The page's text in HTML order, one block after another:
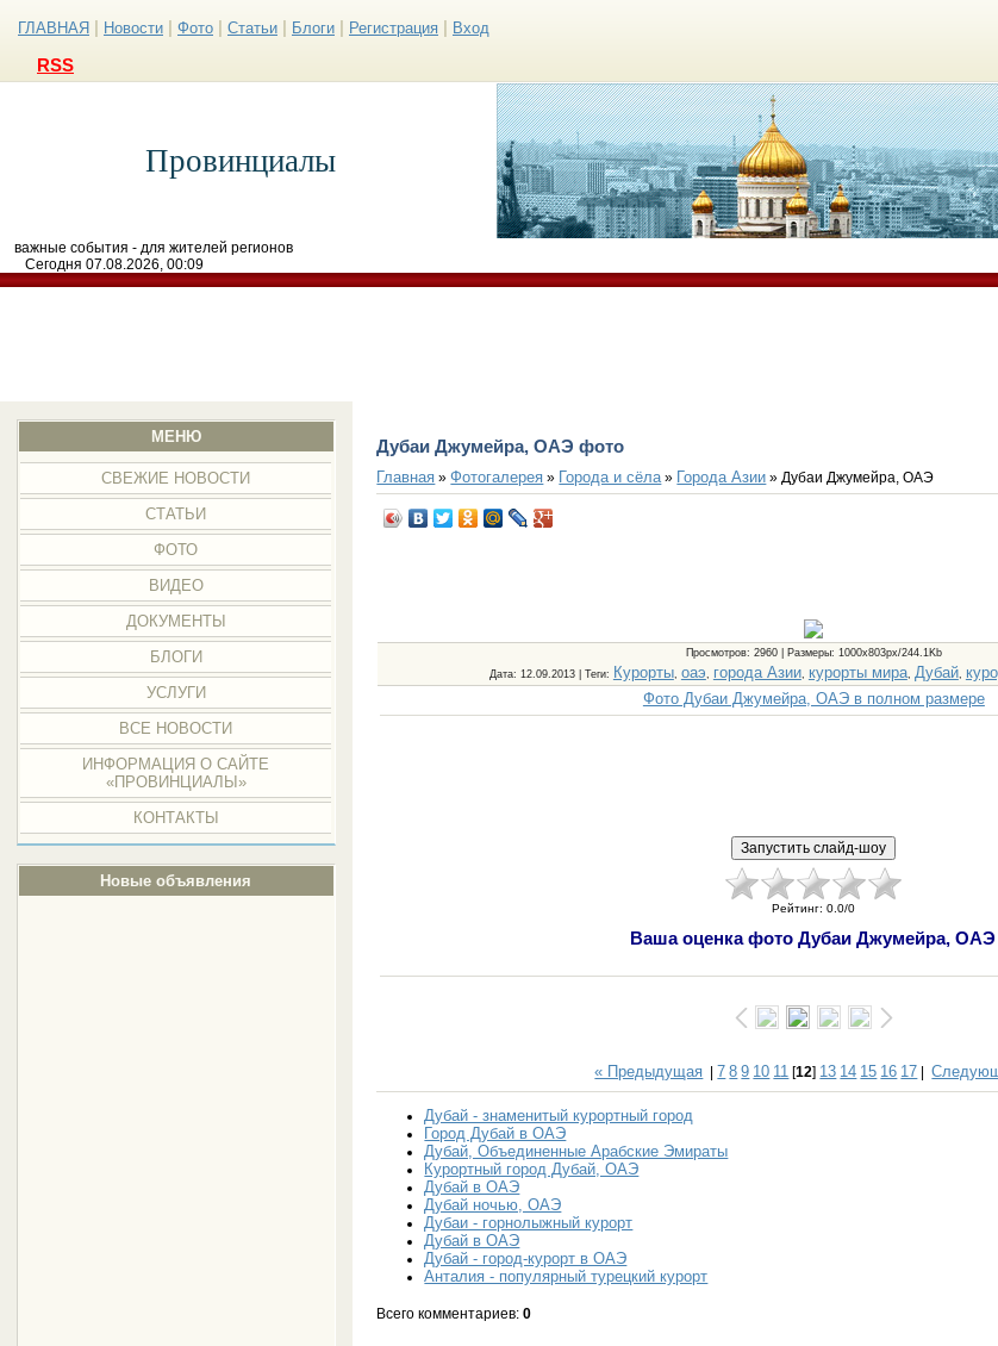
ГЛАВНАЯ Новости Фото Статьи Блоги Регистрация Вход
RSS
Провинциалы
важные события - для жителей регионов
Сегодня 07.08.2026, 00:09
МЕНЮ
СВЕЖИЕ НОВОСТИ
СТАТЬИ
ФОТО
ВИДЕО
ДОКУМЕНТЫ
БЛОГИ
УСЛУГИ
ВСЕ НОВОСТИ
ИНФОРМАЦИЯ О САЙТЕ
«ПРОВИНЦИАЛЫ»
КОНТАКТЫ
Новые объявления
Дубаи Джумейра, ОАЭ фото
Главная »Фотогалерея » Города и сёла » Города Азии » Дубаи Джумейра, ОАЭ
Просмотров: 2960 | Размеры: 1000x803px/244.1Kb
Дата: 12.09.2013 | Теги: Курорты оаэ города Азии курорты мира, Дубай
Фото Дубаи Джумейра, ОАЭ в полном размере
Рейтинг: 0.0/0
Ваша оценка фото Дубаи Джумейра, ОАЭ
« Предыдущая |7 8 9 10 11 [12] 13 14 15 16 17 |
Дубай - знаменитый курортный город
Город Дубай в ОАЭ
Дубай, Объединенные Арабские Эмираты
Курортный город Дубай, ОАЭ
Дубай в ОАЭ
Дубай ночью, ОАЭ
Дубаи - горнолыжный курорт
Дубай в ОАЭ
Дубай - город-курорт в ОАЭ
Анталия - популярный турецкий курорт
Всего комментариев:0